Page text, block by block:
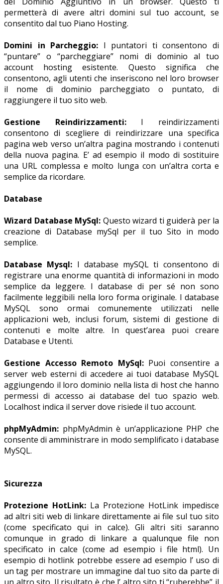
permetterà di avere altri domini sul tuo account, se
consentito dal tuo Piano Hosting.
Domini in Parcheggio: I puntatori ti consentono di
“puntare” o “parcheggiare” nomi di dominio al tuo
account hosting esistente. Questo significa che
consentono, agli utenti che inseriscono nel loro browser
il nome di dominio parcheggiato o puntato, di
raggiungere il tuo sito web.
Gestione Reindirizzamenti:I reindirizzamenti
consentono di scegliere di reindirizzare una specifica
pagina web verso un’altra pagina mostrando i contenuti
della nuova pagina. E’ ad esempio il modo di sostituire
una URL complessa e molto lunga con un’altra corta e
semplice da ricordare.
Database
Wizard Database MySql: Questo wizard ti guiderà per la
creazione di Database mySql per il tuo Sito in modo
semplice.
Database Mysql: I database mySQL ti consentono di
registrare una enorme quantità di informazioni in modo
semplice da leggere. I database di per sé non sono
facilmente leggibili nella loro forma originale. I database
MySQL sono ormai comunemente utilizzati nelle
applicazioni web, inclusi forum, sistemi di gestione di
contenuti e molte altre. In quest’area puoi creare
Database e Utenti.
Gestione Accesso Remoto MySql:Puoi consentire a
server web esterni di accedere ai tuoi database MySQL
aggiungendo il loro dominio nella lista di host che hanno
permessi di accesso ai database del tuo spazio web.
Localhost indica il server dove risiede il tuo account.
phpMyAdmin: phpMyAdmin è un’applicazione PHP che
consente di amministrare in modo semplificato i database
MySQL.
Sicurezza
Protezione HotLink: La Protezione HotLink impedisce
ad altri siti web di linkare direttamente ai file sul tuo sito
(come specificato qui in calce). Gli altri siti saranno
comunque in grado di linkare a qualunque file non
specificato in calce (come ad esempio i file html). Un
esempio di hotlink potrebbe essere ad esempio l’ uso di
un tag per mostrare un immagine dal tuo sito da parte di